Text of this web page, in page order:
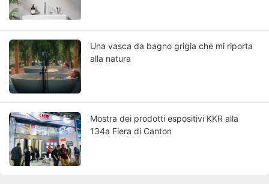
Una vasca da bagno grigia che mi riporta
alla natura
Mostra dei prodotti espositivi KKR alla
134a Fiera di Canton